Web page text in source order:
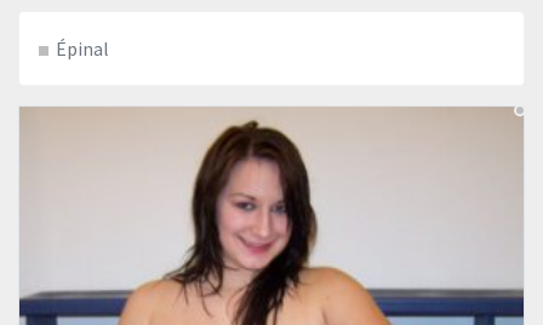
Épinal